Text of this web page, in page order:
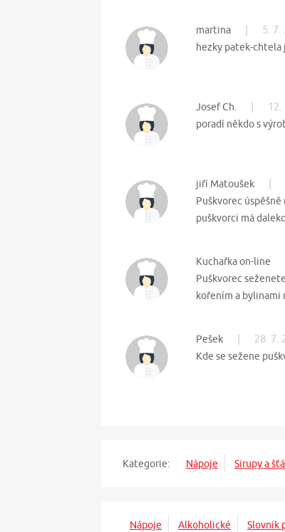
martina 5. 7.
hezky patek-chtela
Josef Ch. 12.
poradí někdo s
jiří Matoušek
Puškvorec
puškvorci má
Kuchařka on-line
Puškvorec
kořením a bylinami
Pešek 28. 7.
Kde se sežene
Kategorie: Nápoje Sirupy a
Nápoje Alkoholické Slovník